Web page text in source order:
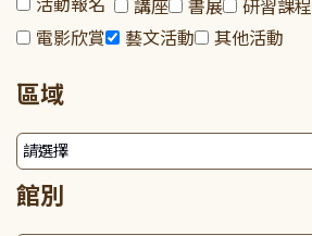
活動報名 講座 書展 研習課程
電影欣賞
藝文活動 其他活動
區域
館別